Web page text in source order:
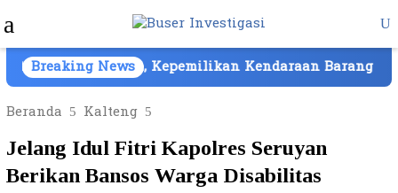
ke
konten
Mobile
Breaking News
di Batam, Kepemilikan Kendaraan Barang Bukti
Beranda
Kalteng
Jelang Idul Fitri Kapolres Seruyan
Berikan Bansos Warga Disabilitas